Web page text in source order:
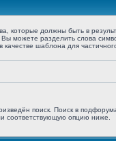
которые должны быть в
Вы можете разделить слова
в качестве шаблона для
поиск. Поиск в
соответствующую опцию ниже.